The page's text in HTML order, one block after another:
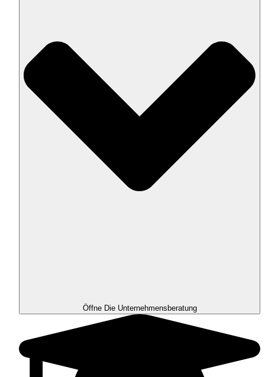
Öffne Die Unternehmensberatung